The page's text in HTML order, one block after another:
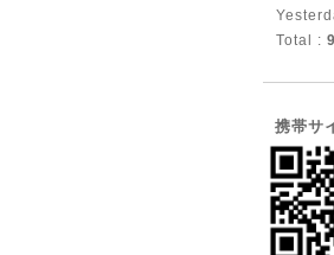
Total :
携帯サ